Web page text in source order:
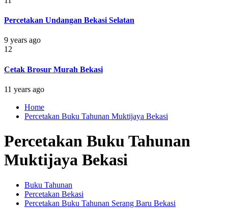
Percetakan Undangan Bekasi Selatan
9 years ago
12
Cetak Brosur Murah Bekasi
11 years ago
Home
Percetakan Buku Tahunan Muktijaya Bekasi
Percetakan Buku Tahunan
Muktijaya Bekasi
Buku Tahunan
Percetakan Bekasi
Percetakan Buku Tahunan Serang Baru Bekasi